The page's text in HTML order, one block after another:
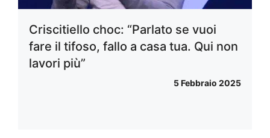
Criscitiello choc: “Parlato se vuoi
fare il tifoso, fallo a casa tua. Qui non
lavori più”
5 Febbraio 2025